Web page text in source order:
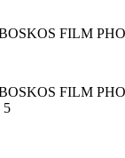
FILM
FILM
5